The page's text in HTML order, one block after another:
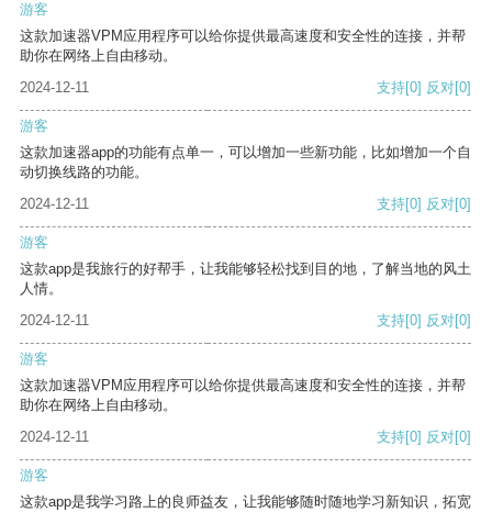
游客
这款加速器VPM应用程序可以给你提供最高速度和安全性的连接，并帮
助你在网络上自由移动。
2024-12-11
支持[0] 反对[0]
游客
这款加速器app的功能有点单一，可以增加一些新功能，比如增加一个自
动切换线路的功能。
2024-12-11
支持[0] 反对[0]
游客
这款app是我旅行的好帮手，让我能够轻松找到目的地，了解当地的风土
人情。
2024-12-11
支持[0] 反对[0]
游客
这款加速器VPM应用程序可以给你提供最高速度和安全性的连接，并帮
助你在网络上自由移动。
2024-12-11
支持[0] 反对[0]
游客
这款app是我学习路上的良师益友，让我能够随时随地学习新知识，拓宽